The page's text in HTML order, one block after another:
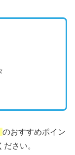
のおすすめポイン
さい。